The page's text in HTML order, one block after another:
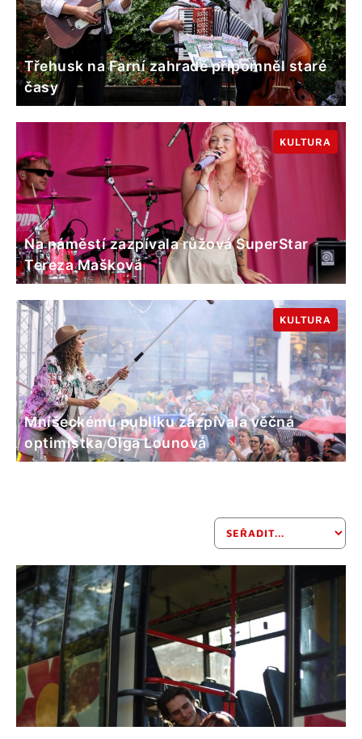
Třehusk na Farní zahradě připomněl staré
časy
Na náměstí zazpívala růžová SuperStar
Tereza Mašková
KULTURA
Mníšeckému publiku zazpívala věčná
optimistka Olga Lounová
KULTURA